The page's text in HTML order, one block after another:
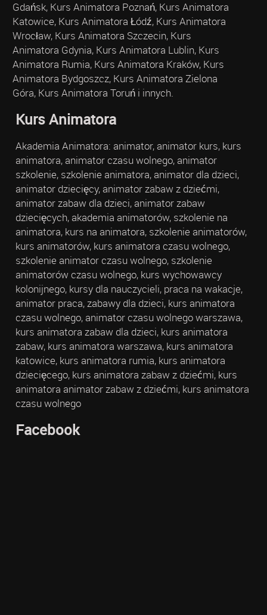
Gdańsk, Kurs Animatora Poznań, Kurs Animatora
Katowice, Kurs Animatora Łódź, Kurs Animatora
Wrocław, Kurs Animatora Szczecin, Kurs
Animatora Gdynia, Kurs Animatora Lublin, Kurs
Animatora Rumia, Kurs Animatora Kraków, Kurs
Animatora Bydgoszcz, Kurs Animatora Zielona
Góra, Kurs Animatora Toruń i innych.
Kurs Animatora
Akademia Animatora: animator, animator kurs, kurs
animatora, animator czasu wolnego, animator
szkolenie, szkolenie animatora, animator dla dzieci,
animator dziecięcy, animator zabaw z dziećmi,
animator zabaw dla dzieci, animator zabaw
dziecięcych, akademia animatorów, szkolenie na
animatora, kurs na animatora, szkolenie animatorów,
kurs animatorów, kurs animatora czasu wolnego,
szkolenie animator czasu wolnego, szkolenie
animatorów czasu wolnego, kurs wychowawcy
kolonijnego, kursy dla nauczycieli, praca na wakacje,
animator praca, zabawy dla dzieci, kurs animatora
czasu wolnego, animator czasu wolnego warszawa,
kurs animatora zabaw dla dzieci, kurs animatora
zabaw, kurs animatora warszawa, kurs animatora
katowice, kurs animatora rumia, kurs animatora
dziecięcego, kurs animatora zabaw z dziećmi, kurs
animatora animator zabaw z dziećmi, kurs animatora
czasu wolnego
Facebook